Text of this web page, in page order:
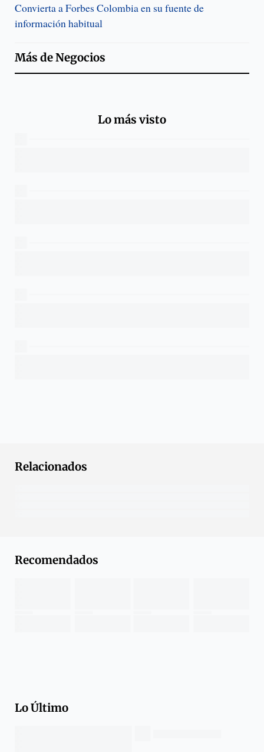
Convierta a Forbes Colombia en su fuente de
información habitual
Más deNegocios
Lo más visto
Relacionados
Recomendados
Lo Último